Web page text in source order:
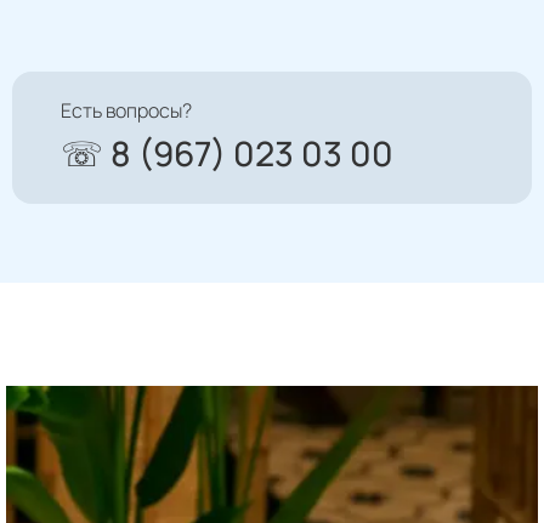
Есть вопросы?
☏ 8 (967) 023 03 00